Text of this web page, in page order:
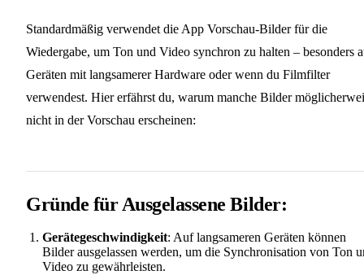
Standardmäßig verwendet die App Vorschau-Bilder für die
Wiedergabe, um Ton und Video synchron zu halten – besonders
Geräten mit langsamerer Hardware oder wenn du Filmfilter
verwendest. Hier erfährst du, warum manche Bilder
nicht in der Vorschau erscheinen:
Gründe für Ausgelassene Bilder:
Gerätegeschwindigkeit: Auf langsameren Geräten können
Bilder ausgelassen werden, um die Synchronisation von Ton
Video zu gewährleisten.